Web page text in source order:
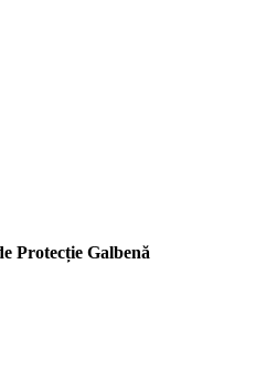
Protecție Galbenă